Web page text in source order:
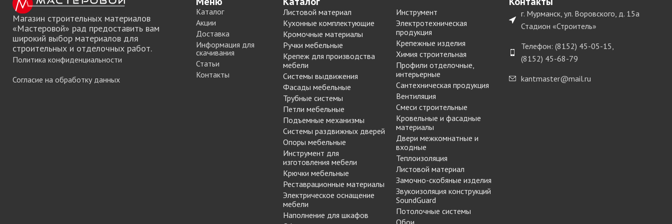
МАРКЕР МЕБЕЛЬНЫЙ
РЕСТАВРАЦИОННЫЕ
ИНСТРУМЕНТЫ
ШТРИХ МЕБЕЛЬНЫЙ
Замки мебельные
Корзины Kessebohmer
Пантографы
Полоки сетчатые,
обувные механизмы
Штанги выдвижные,
Офисные аксессуары
Решетки
вентиляционные
мебельные
Магазин строительных материалов
«Мастеровой» рад предоставить вам
широкий выбор материалов для
строительных и отделочных работ.
Политика конфиденциальности
Согласие на обработку данных
Каталог
Акции
Доставка
Информация для
скачивания
Статьи
Контакты
Листовой материал
Кухонные комплектующие
Кромочные материалы
Ручки мебельные
Крепеж для производства
мебели
Системы выдвижения
Фасады мебельные
Трубные системы
Петли мебельные
Подъемные механизмы
Системы раздвижных дверей
Опоры мебельные
Инструмент для
изготовления мебели
Крючки мебельные
Реставрационные материалы
Электрическое оснащение
мебели
Наполнение для шкафов
Инструмент
Электротехническая
продукция
Крепежные изделия
Химия строительная
Профили отделочные,
интерьерные
Сантехническая продукция
Вентиляция
Смеси строительные
Кровельные и фасадные
материалы
Двери межкомнатные и
входные
Теплоизоляция
Листовой материал
Замочно-скобяные изделия
Звукоизоляция конструкций
SoundGuard
Потолочные системы
Обои
г. Мурманск, ул. Воровского, д. 15а
Стадион «Строитель»
Телефон: (8152) 45-05-15,
(8152) 45-68-79
kantmaster@mail.ru